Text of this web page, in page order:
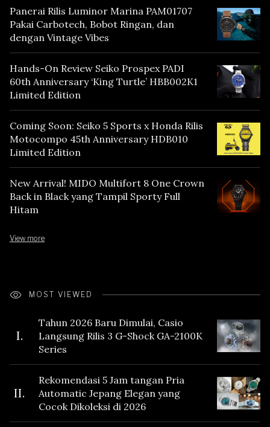
Panerai Rilis Luminor Marina PAM01707
Pakai Carbotech, Bobot Ringan, dan
dengan Vintage Vibes
Hands-On Review Seiko Prospex PADI
60th Anniversary ‘King Turtle’ HBB002K1
Limited Edition
Coming Soon: Seiko 5 Sports x Honda Rilis
Motocompo 45th Anniversary HDB010
Limited Edition
New Arrival! MIDO Multifort 8 One Crown
Back in Black yang Tampil Sporty Full
Hitam
View more
MOST VIEWED
I.
Tahun 2026 Baru Dimulai, Casio
Langsung Rilis 3 G-Shock GA-2100K
Series
II.
Rekomendasi 5 Jam tangan Pria
Automatic Jepang Elegan yang
Cocok Dikoleksi di 2026